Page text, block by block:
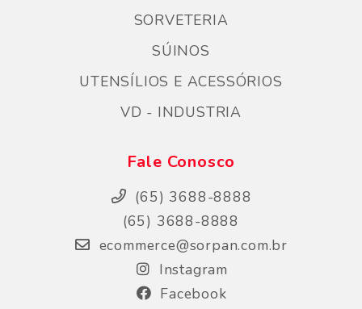
SORVETERIA
SÚINOS
UTENSÍLIOS E ACESSÓRIOS
VD - INDUSTRIA
Fale Conosco
(65) 3688-8888
(65) 3688-8888
ecommerce@sorpan.com.br
Instagram
Facebook